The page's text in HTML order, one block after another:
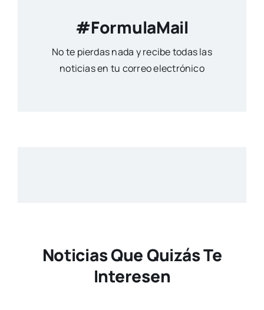
#FormulaMail
No te pierdas nada y recibe todas las
noticias en tu correo electrónico
Noticias Que Quizás Te
Interesen